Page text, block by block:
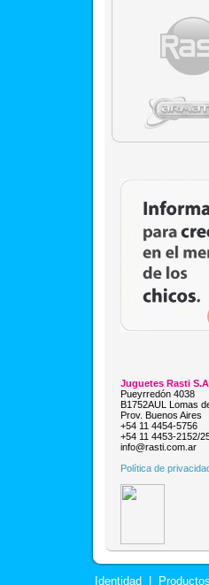
Juguetes Rasti S.A
Pueyrredón 4038
B1752AUL Lomas
Prov. Buenos Aires
+54 11 4454-5756
+54 11 4453-2152/
info@rasti.com.ar
Política de
Identidad Productos